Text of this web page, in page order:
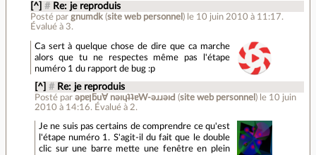
[^] # Re: je reproduis
Posté par gnumdk(site web personnel ) le 10 juin 2010 à 11:17.
Évalué à 3.
Ca sert à quelque chose de dire que ca marche
alors que tu ne respectes même pas l'étape
numéro 1 du rapport de bug :p
[^] # Re: je reproduis
Posté par ǝpɐןƃu∀ nǝıɥʇʇɐW-ǝɹɹǝıԀ (site web personnel ) le 10 juin
2010 à 14:16. Évalué à 2.
Je ne suis pas certains de comprendre ce qu'est
l'étape numéro 1. S'agit-il du fait que le double
clic sur une barre mette une fenêtre en plein